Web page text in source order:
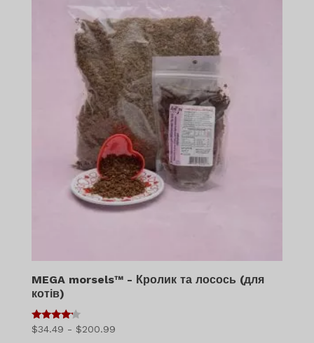
MEGA morsels™ - Кролик та лосось (для
котів)
4
з 5
$34.49 - $200.99Діапазон